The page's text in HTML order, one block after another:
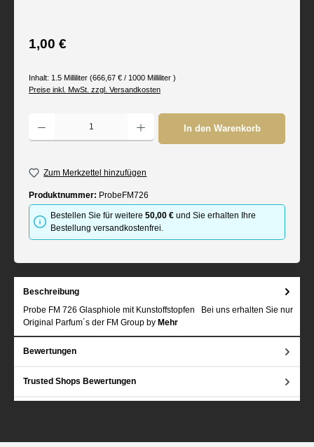
Regulärer Preis:
1,00 €
Inhalt: 1.5 Milliliter (666,67 € / 1000 Milliliter )
Preise inkl. MwSt. zzgl. Versandkosten
Produkt Anzahl: Gib den gewünschten Wert ein oder benutze die Schaltflächen um
In den Warenkorb
Zum Merkzettel hinzufügen
Produktnummer: ProbeFM726
Bestellen Sie für weitere50,00 € und Sie erhalten Ihre
Bestellung versandkostenfrei.
Beschreibung
Probe FM 726 Glasphiole mit Kunstoffstopfen Bei uns erhalten Sie nur
Original Parfum´s der FM Group by Mehr
Bewertungen
Trusted Shops Bewertungen